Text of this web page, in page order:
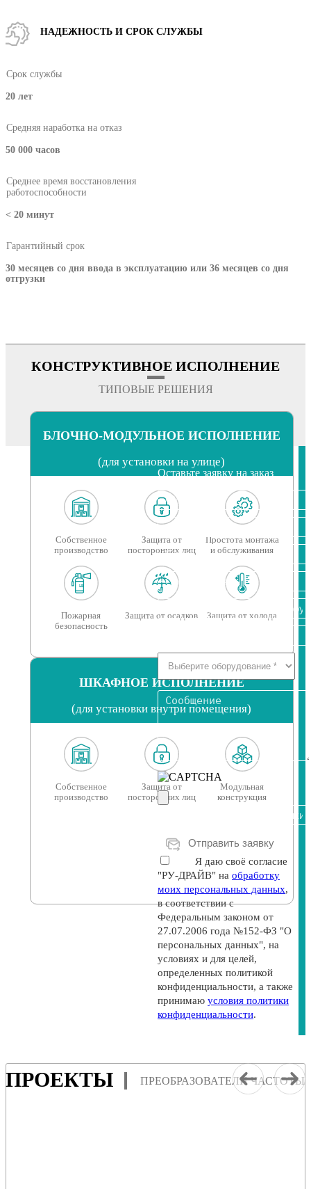
НАДЕЖНОСТЬ И СРОК СЛУЖБЫ
Срок службы
20 лет
Средняя наработка на отказ
50 000 часов
Среднее время восстановления
работоспособности
< 20 минут
Гарантийный срок
30 месяцев со дня ввода в эксплуатацию или 36 месяцев со дня
отгрузки
КОНСТРУКТИВНОЕ ИСПОЛНЕНИЕ
ТИПОВЫЕ РЕШЕНИЯ
БЛОЧНО-МОДУЛЬНОЕ ИСПОЛНЕНИЕ
(для установки на улице)
Собственное
производство
Защита от
посторонних лиц
Простота монтажа
и обслуживания
Пожарная
безопасность
Защита от осадков Защита от холода
ШКАФНОЕ ИСПОЛНЕНИЕ
(для установки внутри помещения)
Собственное
производство
Защита от
посторонних лиц
Модульная
конструкция
Оставьте заявку на заказ
Я даю своё согласие
"РУ-ДРАЙВ" на обработку
моих персональных данных,
в соответствии с
Федеральным законом от
27.07.2006 года №152-ФЗ "О
персональных данных", на
условиях и для целей,
определенных политикой
конфиденциальности, а также
принимаю условия политики
конфиденциальности.
ПРОЕКТЫ ПРЕОБРАЗОВАТЕЛИ ЧАСТОТЫ